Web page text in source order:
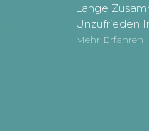
Lange
Unzufrieden
Mehr Erfahren